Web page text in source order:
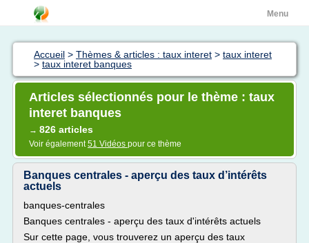
Menu
Accueil > Thèmes & articles : taux interet > taux interet
> taux interet banques
Articles sélectionnés pour le thème : taux
interet banques
→ 826 articles
Voir également51 Vidéos pour ce thème
Banques centrales - aperçu des taux d’intérêts
actuels
banques-centrales
Banques centrales - aperçu des taux d'intérêts actuels
Sur cette page, vous trouverez un aperçu des taux